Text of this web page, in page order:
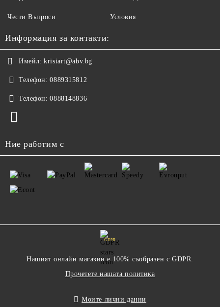
Чести Въпроси Условия
Информация за контакти:
Имейл: krisiart@abv.bg
Телефон: 0889315812
Телефон: 0888148836
Ние работим с
GDPR
Нашият онлайн магазин е 100% съобразен с GDPR.
Прочетете нашата политика
Моите лични данни